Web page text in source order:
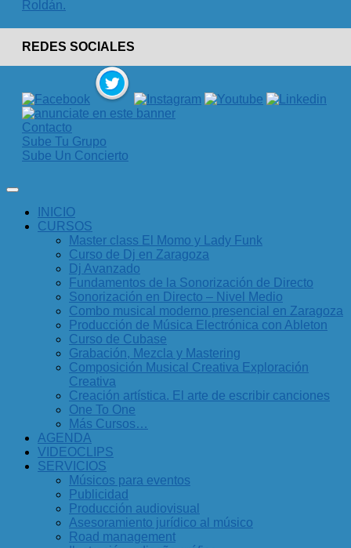
REDES SOCIALES
Contacto
Sube Tu Grupo
Sube Un Concierto
INICIO
CURSOS
Master class El Momo y Lady Funk
Curso de Dj en Zaragoza
Dj Avanzado
Fundamentos de la Sonorización de Directo
Sonorización en Directo – Nivel Medio
Combo musical moderno presencial en Zaragoza
Producción de Música Electrónica con Ableton
Curso de Cubase
Grabación, Mezcla y Mastering
Composición Musical Creativa Exploración
Creativa
Creación artística. El arte de escribir canciones
One To One
Más Cursos…
AGENDA
VIDEOCLIPS
SERVICIOS
Músicos para eventos
Publicidad
Producción audiovisual
Asesoramiento jurídico al músico
Road management